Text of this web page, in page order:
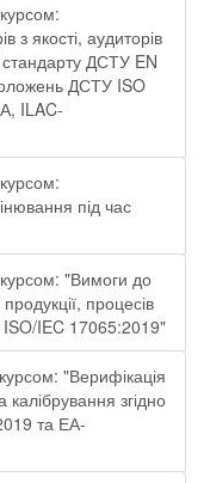
з якості, аудиторів
стандарту ДСТУ EN
ДСТУ ISO
ILAC-
під час
"Вимоги до
процесів
ISO/IEC 17065:2019"
"Верифікація
згідно
та ЕА-